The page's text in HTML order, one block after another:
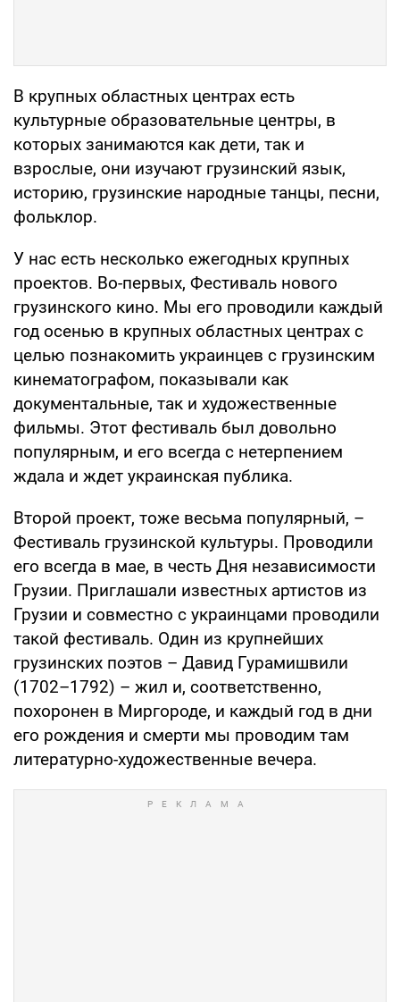
В крупных областных центрах есть
культурные образовательные центры, в
которых занимаются как дети, так и
взрослые, они изучают грузинский язык,
историю, грузинские народные танцы, песни,
фольклор.
У нас есть несколько ежегодных крупных
проектов. Во-первых, Фестиваль нового
грузинского кино. Мы его проводили каждый
год осенью в крупных областных центрах с
целью познакомить украинцев с грузинским
кинематографом, показывали как
документальные, так и художественные
фильмы. Этот фестиваль был довольно
популярным, и его всегда с нетерпением
ждала и ждет украинская публика.
Второй проект, тоже весьма популярный, –
Фестиваль грузинской культуры. Проводили
его всегда в мае, в честь Дня независимости
Грузии. Приглашали известных артистов из
Грузии и совместно с украинцами проводили
такой фестиваль. Один из крупнейших
грузинских поэтов – Давид Гурамишвили
(1702–1792) – жил и, соответственно,
похоронен в Миргороде, и каждый год в дни
его рождения и смерти мы проводим там
литературно-художественные вечера.